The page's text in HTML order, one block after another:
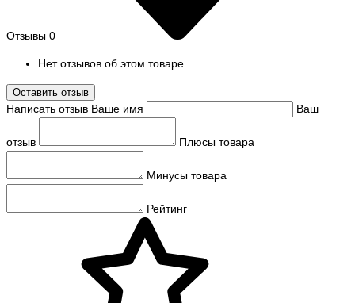
Отзывы 0
Нет отзывов об этом товаре.
Оставить отзыв
Написать отзыв Ваше имя Ваш
отзыв Плюсы товара
Минусы товара
Рейтинг